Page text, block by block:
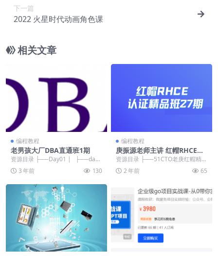
下一篇
2022 火星时代动画角色课
相关文章
编程教程
老男孩大厂DBA直通班1期
资源目录 ├──Day01 | ├──day0
1-01-开班讲课-老男孩_e...
3 年前 130
编程教程
庚振源老师主讲 红帽RHCE认
证精品班27期
资源目录 ├──51CTO老庚红帽精品
课材料 | ├──RHCE8电子教材 ...
2 年前 65